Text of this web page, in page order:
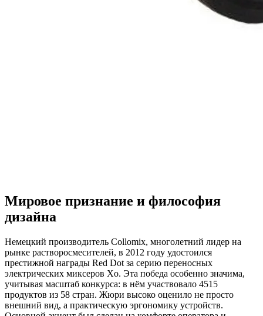
Мировое признание и философия
дизайна
Немецкий производитель Collomix, многолетний лидер на
рынке растворосмесителей, в 2012 году удостоился
престижной награды Red Dot за серию переносных
электрических миксеров Xo. Эта победа особенно значима,
учитывая масштаб конкурса: в нём участвовало 4515
продуктов из 58 стран. Жюри высоко оценило не просто
внешний вид, а практическую эргономику устройств.